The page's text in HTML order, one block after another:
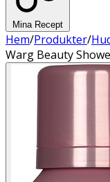
Mina Recept
Hem/Produkter/
Warg Beauty